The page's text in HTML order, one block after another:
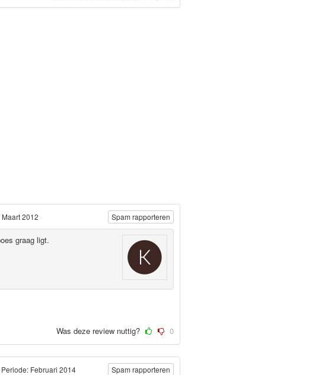
2012
graag ligt.
Spam rapporteren
Was deze review nuttig? 0
Periode: Februari 2014 Spam rapporteren